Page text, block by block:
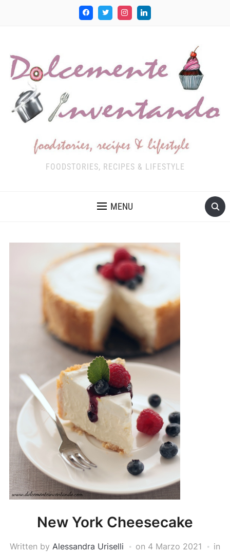
FOODSTORIES, RECIPES & LIFESTYLE
MENU
New York Cheesecake
Written by Alessandra Uriselli on 4 Marzo 2021
in